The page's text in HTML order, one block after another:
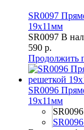
SR0097
19х11мм
SR0097 В
590 р.
Продолжить
SR0096
19х11мм
SR0096